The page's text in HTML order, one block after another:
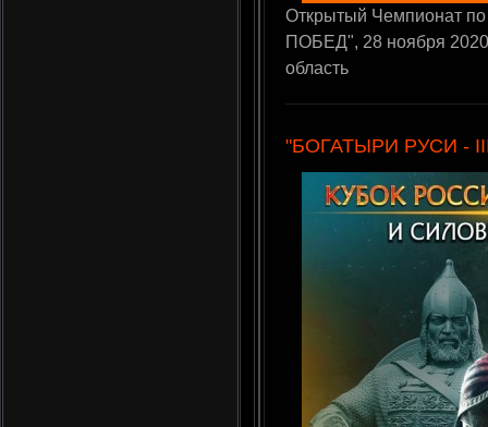
Открытый Чемпионат
ПОБЕД", 28 ноября 2020
область
"БОГАТЫРИ РУСИ -